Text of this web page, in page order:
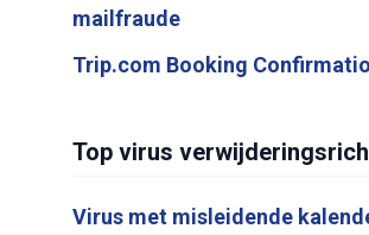
mailfraude
Trip.com Booking
Top virus
Virus met misleidende